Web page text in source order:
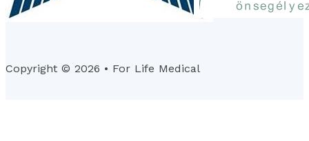
Copyright © 2026 • For Life Medical